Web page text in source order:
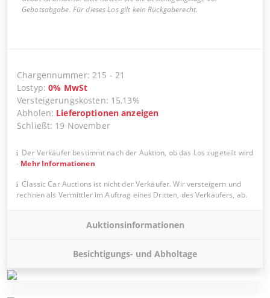
Gebotsabgabe. Für dieses Los gilt kein Rückgaberecht.
Chargennummer:215 - 21
Lostyp:0% MwSt
Versteigerungskosten: 15,13%
Abholen: Lieferoptionen anzeigen
Schließt: 19 November
Der Verkäufer bestimmt nach der Auktion, ob das Los zugeteilt wird
- Mehr Informationen
Classic Car Auctions ist nicht der Verkäufer. Wir versteigern und
rechnen als Vermittler im Auftrag eines Dritten, des Verkäufers, ab.
Auktionsinformationen
Besichtigungs- und Abholtage